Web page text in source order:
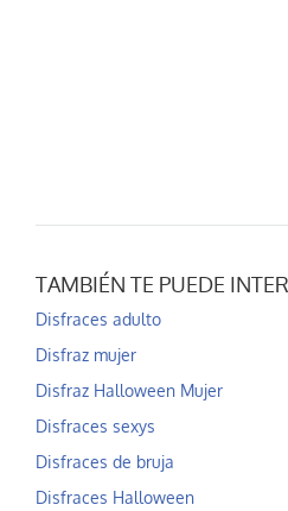
TAMBIÉN TE PUEDE
Disfraces adulto
Disfraz mujer
Disfraz Halloween Mujer
Disfraces sexys
Disfraces de bruja
Disfraces Halloween